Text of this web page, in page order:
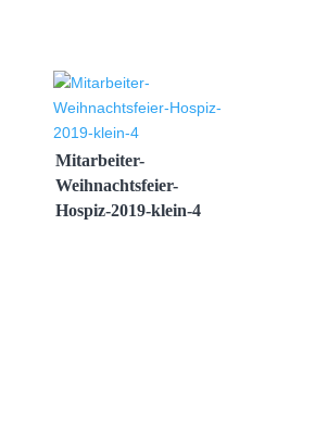
Mitarbeiter-
Weihnachtsfeier-
Hospiz-2019-klein-4